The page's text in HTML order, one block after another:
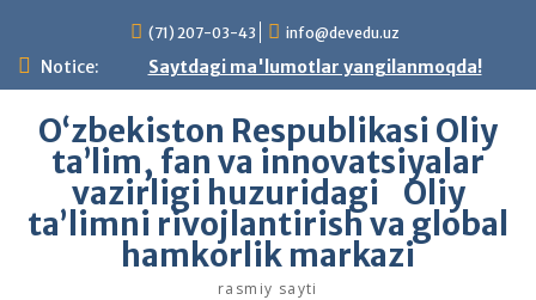
content
(71) 207-03-43 info@devedu.uz
Notice: Saytdagi ma'lumotlar yangilanmoqda!
Oʻzbekiston Respublikasi Oliy
ta’lim, fan va innovatsiyalar
vazirligi huzuridagi Oliy
taʼlimni rivojlantirish va global
hamkorlik markazi
rasmiy sayti